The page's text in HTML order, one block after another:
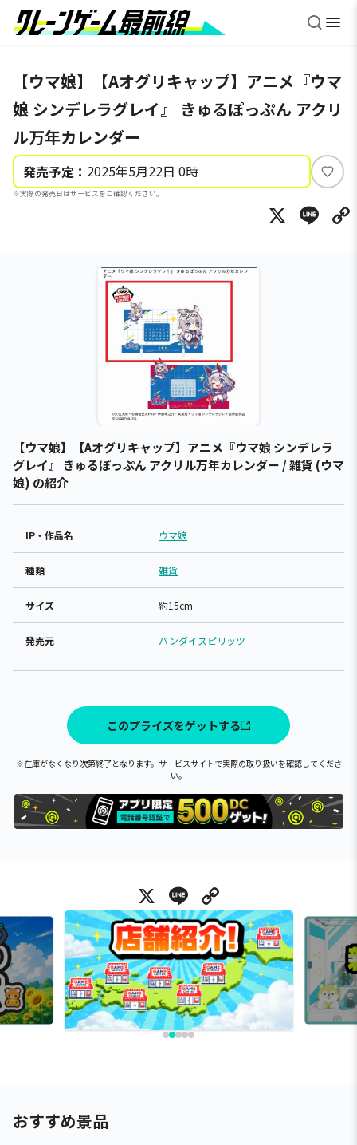
【ウマ娘】【Aオグリキャップ】アニメ『ウマ
娘 シンデレラグレイ』 きゅるぽっぷん アクリ
ル万年カレンダー
発売予定： 2025年5月22日 0時
※実際の発売日はサービスをご確認ください。
い
ね
X
【ウマ娘】【Aオグリキャップ】アニメ『ウマ娘 シンデレラ
グレイ』 きゅるぽっぷん アクリル万年カレンダー / 雑貨 (ウマ
娘) の紹介
IP・作品名 ウマ娘
種類 雑貨
サイズ 約15cm
発売元 バンダイスピリッツ
このプライズをゲットする
※在庫がなくなり次第終了となります。サービスサイトで実際の取り扱いを確認してくださ
い。
X Line
おすすめ景品